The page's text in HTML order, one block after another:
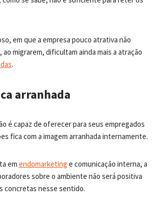
em que a empresa pouco atrativa não
migrarem, dificultam ainda mais a atração
.
arranhada
é capaz de oferecer para seus empregados
fica com a imagem arranhada internamente.
em endomarketing e comunicação interna, a
sobre o ambiente não será positiva
concretas nesse sentido.